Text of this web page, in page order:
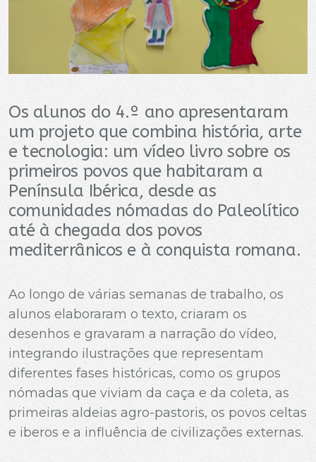
Os alunos do 4.º ano apresentaram
um projeto que combina história, arte
e tecnologia: um vídeo livro sobre os
primeiros povos que habitaram a
Península Ibérica, desde as
comunidades nómadas do Paleolítico
até à chegada dos povos
mediterrânicos e à conquista romana.
Ao longo de várias semanas de trabalho, os
alunos elaboraram o texto, criaram os
desenhos e gravaram a narração do vídeo,
integrando ilustrações que representam
diferentes fases históricas, como os grupos
nómadas que viviam da caça e da coleta, as
primeiras aldeias agro-pastoris, os povos celtas
e iberos e a influência de civilizações externas.